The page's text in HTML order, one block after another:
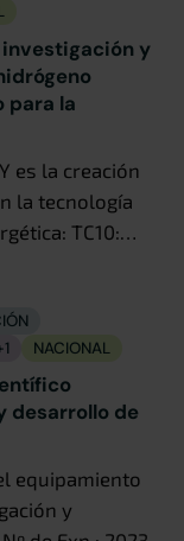
investigación y
para la
es la creación
la tecnología
TC10:…
NACIONAL
desarrollo de
equipamiento
y